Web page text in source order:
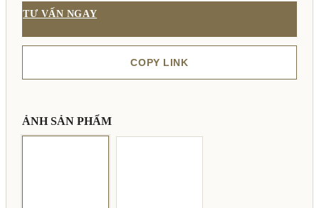
TƯ VẤN NGAY
COPY LINK
ẢNH SẢN PHẨM